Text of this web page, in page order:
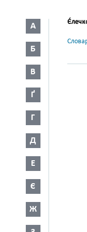
А
Б
В
Ґ
Г
Д
Е
Є
Ж